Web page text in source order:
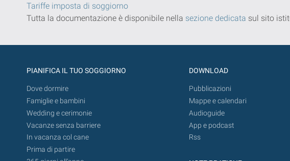
Tariffe imposta di soggiorno
Tutta la documentazione è disponibile nella sezione dedicata sul sito
PIANIFICA IL TUO SOGGIORNO
Dove dormire
Famiglie e bambini
Wedding e cerimonie
Vacanze senza barriere
In vacanza col cane
Prima di partire
DOWNLOAD
Pubblicazioni
Mappe e calendari
Audioguide
App e podcast
Rss